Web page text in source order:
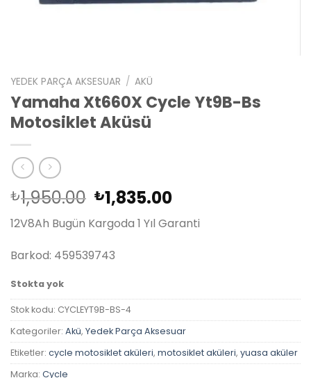
YEDEK PARÇA AKSESUAR / AKÜ
Yamaha Xt660X Cycle Yt9B-Bs
Motosiklet Aküsü
₺1,950.00 Orijinal
fiyat:
₺1,950.00.
₺1,835.00Şu
andaki
fiyat:
12V8Ah Bugün Kargoda 1 Yıl Garanti
Barkod: 459539743
Stokta yok
Stok kodu: CYCLEYT9B-BS-4
Kategoriler: Akü, Yedek Parça Aksesuar
Etiketler: cycle motosiklet aküleri, motosiklet aküleri, yuasa aküler
Marka: Cycle